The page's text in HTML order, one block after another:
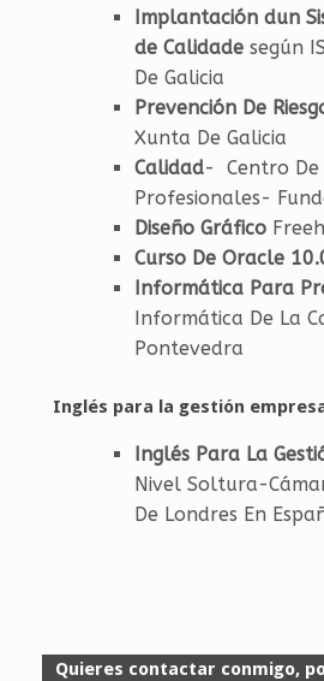
Implantación dun
de Calidade según
De Galicia
Prevención De
Xunta De Galicia
Calidad- Centro De
Profesionales-
Diseño Gráfico
Curso De Oracle
Informática Para
Informática De La
Pontevedra
Inglés para la gestión
Inglés Para La
Nivel Soltura-
De Londres En
Quieres contactar conmigo,